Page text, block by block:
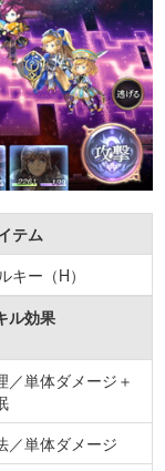
テム
キー（H）
ル効果
／単体ダメージ＋
／単体ダメージ